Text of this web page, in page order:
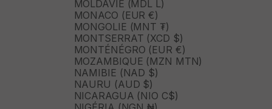
MOLDAVIE (MDL L)
MONACO (EUR €)
MONGOLIE (MNT ₮)
MONTSERRAT (XCD $)
MONTÉNÉGRO (EUR €)
MOZAMBIQUE (MZN MTN)
NAMIBIE (NAD $)
NAURU (AUD $)
NICARAGUA (NIO C$)